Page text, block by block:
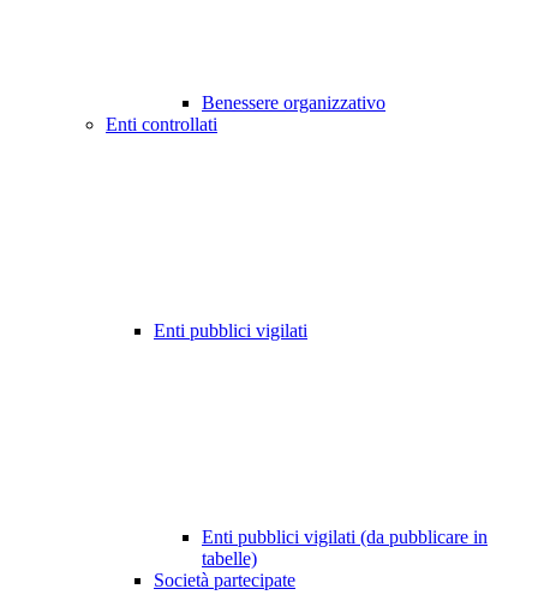
Benessere organizzativo
Enti controllati
Enti pubblici vigilati
Enti pubblici vigilati (da pubblicare in
tabelle)
Società partecipate